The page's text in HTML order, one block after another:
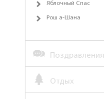
Яблочный Спас
Рош а-Шана
Поздравления
Отдых